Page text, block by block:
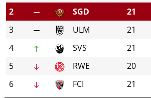
2
SGD 21
3
ULM 21
4
SVS 21
5
RWE 20
6
FCI 21